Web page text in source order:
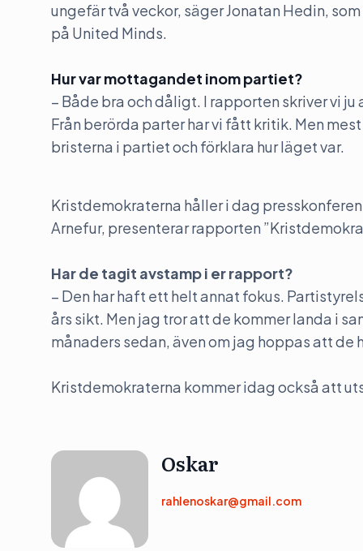
ungefär två veckor, säger Jonatan Hedin,
på United Minds.
Hur var mottagandet inom partiet?
– Både bra och dåligt. I rapporten skriver vi
Från berörda parter har vi fått kritik. Men
bristerna i partiet och förklara hur läget var.
Kristdemokraterna håller i dag
Arnefur, presenterar rapporten
Har de tagit avstamp i er rapport?
– Den har haft ett helt annat fokus.
års sikt. Men jag tror att de kommer landa i
månaders sedan, även om jag hoppas att
Kristdemokraterna kommer idag också att
Oskar
rahlenoskar@gmail.com